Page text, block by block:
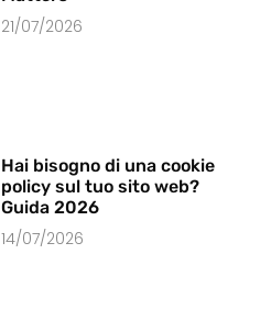
21/07/2026
Hai bisogno di una cookie
policy sul tuo sito web?
Guida 2026
14/07/2026